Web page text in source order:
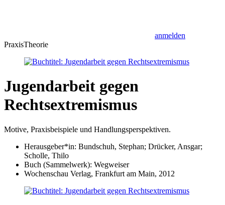
anmelden
PraxisTheorie
Jugendarbeit gegen
Rechtsextremismus
Motive, Praxisbeispiele und Handlungsperspektiven.
Herausgeber*in: Bundschuh, Stephan; Drücker, Ansgar;
Scholle, Thilo
Buch (Sammelwerk): Wegweiser
Wochenschau Verlag, Frankfurt am Main, 2012